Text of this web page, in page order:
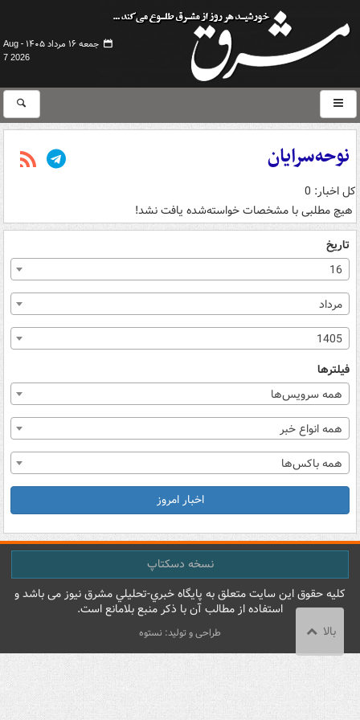
جمعه ۱۶ مرداد ۱۴۰۵ -
Aug
7 2026
نوحه‌سرایان
کل اخبار: 0
هیچ مطلبی با مشخصات خواسته‌شده یافت نشد!
تاریخ
16
مرداد
1405
فیلترها
همه سرویس‌ها
همه انواع خبر
همه باکس‌ها
اخبار امروز
نسخه دسکتاپ
کليه حقوق اين سايت متعلق به پایگاه خبري-تحليلي مشرق نيوز می باشد و
استفاده از مطالب آن با ذکر منبع بلامانع است.
طراحی و تولید: نستوه بالا